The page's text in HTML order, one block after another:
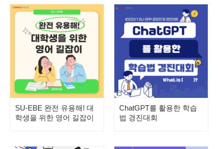
SU-EBE 완전 유용해! 대
학생을 위한 영어 길잡이
ChatGPT를 활용한 학습
법 경진대회